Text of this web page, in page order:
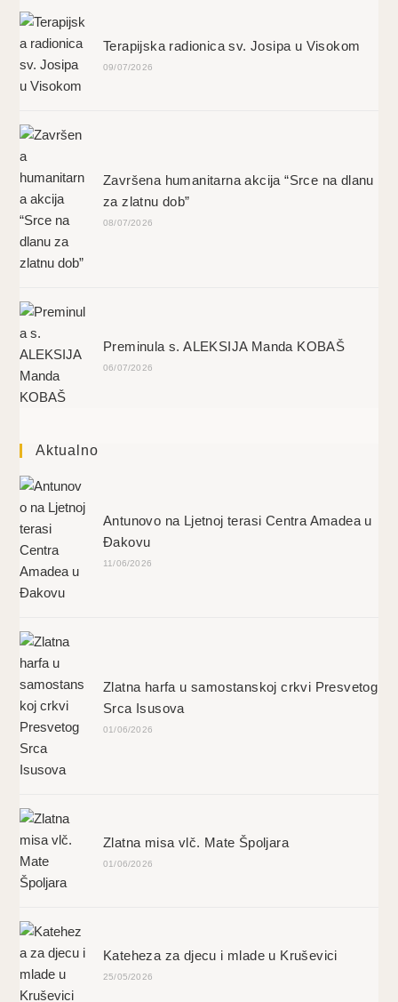
Terapijska radionica sv. Josipa u Visokom
09/07/2026
Završena humanitarna akcija “Srce na dlanu
za zlatnu dob”
08/07/2026
Preminula s. ALEKSIJA Manda KOBAŠ
06/07/2026
Aktualno
Antunovo na Ljetnoj terasi Centra Amadea u
Đakovu
11/06/2026
Zlatna harfa u samostanskoj crkvi Presvetog
Srca Isusova
01/06/2026
Zlatna misa vlč. Mate Špoljara
01/06/2026
Kateheza za djecu i mlade u Kruševici
25/05/2026